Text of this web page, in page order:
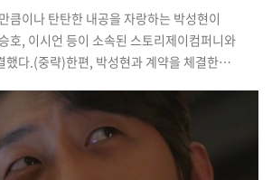
큼이나 탄탄한 내공을 자랑하는 박성현이
호, 이시언 등이 소속된 스토리제이컴퍼니와
했다.(중략)한편, 박성현과 계약을 체결한
경, 김성철, 김지석, 김태희, 박민정, 박예니,
, 안세호, 왕지혜, 유승호, 유예빈, 이경재,
완, 이진희, 이현진, 임세주, 주민경, 태원석,
배우들이 소속되어 있다.기사원문 및 출처 :